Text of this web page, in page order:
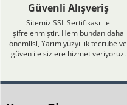
Güvenli Alışveriş
Sitemiz SSL Sertifikası ile
şifrelenmiştir. Hem bundan daha
önemlisi, Yarım yüzyıllık tecrübe ve
güven ile sizlere hizmet veriyoruz.